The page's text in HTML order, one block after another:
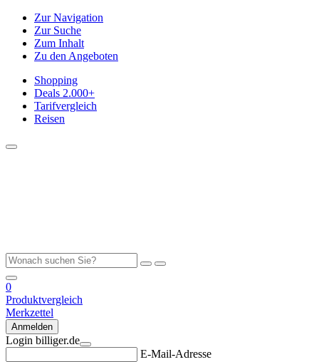
Zur Navigation
Zur Suche
Zum Inhalt
Zu den Angeboten
Shopping
Deals 2.000+
Tarifvergleich
Reisen
0
Produktvergleich
Merkzettel
Anmelden
Login billiger.de
E-Mail-Adresse